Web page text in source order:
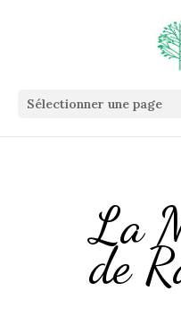
Sélectionner une page
La
de